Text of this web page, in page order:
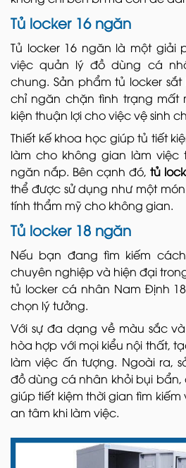
Tủ locker 16 ngăn
Tủ locker 16 ngăn là một giải
việc quản lý đồ dùng cá
chung. Sản phẩm tủ locker
chỉ ngăn chặn tình trạng mất
kiện thuận lợi cho việc vệ sinh
Thiết kế khoa học giúp tủ tiết
làm cho không gian làm
ngăn nắp. Bên cạnh đó, tủ
thể được sử dụng như một
tính thẩm mỹ cho không gian.
Tủ locker 18 ngăn
Nếu bạn đang tìm kiếm
chuyên nghiệp và hiện đại
tủ locker cá nhân Nam Định
chọn lý tưởng.
Với sự đa dạng về màu sắc
hòa hợp với mọi kiểu nội thất,
làm việc ấn tượng. Ngoài ra,
đồ dùng cá nhân khỏi bụi bẩn,
giúp tiết kiệm thời gian tìm
an tâm khi làm việc.